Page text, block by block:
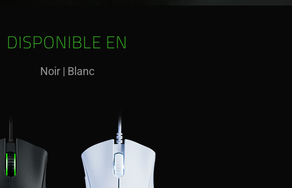
DISPONIBLE EN
Noir| Blanc